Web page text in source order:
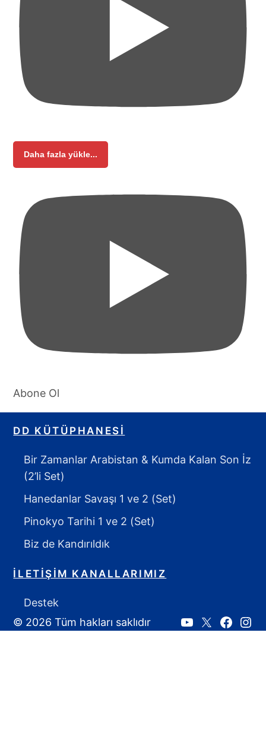
Daha fazla yükle...
Abone Ol
DD KÜTÜPHANESI
Bir Zamanlar Arabistan & Kumda Kalan Son İz
(2’li Set)
Hanedanlar Savaşı 1 ve 2 (Set)
Pinokyo Tarihi 1 ve 2 (Set)
Biz de Kandırıldık
İLETIŞIM KANALLARIMIZ
Destek
© 2026 Tüm hakları saklıdır
Youtube
X: